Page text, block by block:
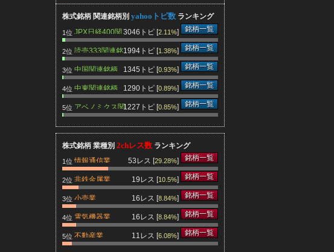
株式銘柄 関連銘柄別 yahooトピ数 ランキング
1位 JPX日経400関
連銘柄
3046トピ [2.11%] 銘柄一覧
2位 読売333関連銘
柄
1994トピ [1.38%] 銘柄一覧
3位 中国関連銘柄 1345トピ [0.93%] 銘柄一覧
4位 中東関連銘柄 1290トピ [0.89%] 銘柄一覧
5位 アベノミクス関
連銘柄
1227トピ [0.85%] 銘柄一覧
株式銘柄 業種別 2chレス数 ランキング
1位 情報通信業 53レス [29.28%] 銘柄一覧
2位 非鉄金属業 19レス [10.5%] 銘柄一覧
3位 小売業 16レス [8.84%] 銘柄一覧
4位 電気機器業 16レス [8.84%] 銘柄一覧
5位 不動産業 11レス [6.08%] 銘柄一覧